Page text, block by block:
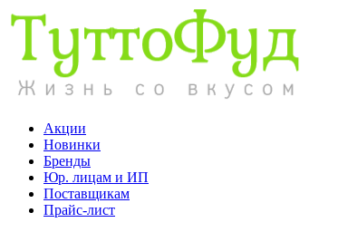
Акции
Новинки
Бренды
Юр. лицам и ИП
Поставщикам
Прайс-лист